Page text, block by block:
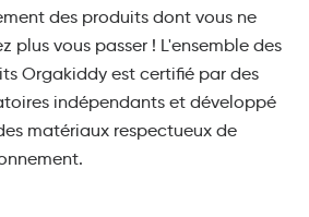
dentaires
des produits dont vous ne
plus vous passer ! L'ensemble des
Orgakiddy est certifié par des
indépendants et développé
matériaux respectueux de